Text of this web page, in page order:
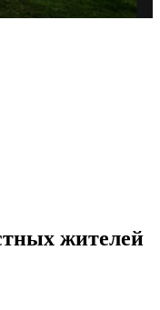
жителей